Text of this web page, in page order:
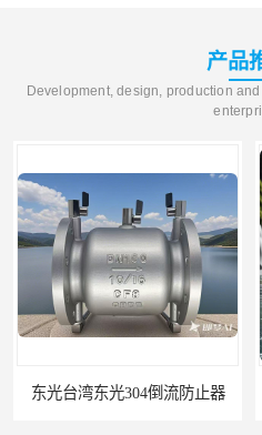
产品
Development, design, production
东光台湾东光304橡胶瓣止回阀